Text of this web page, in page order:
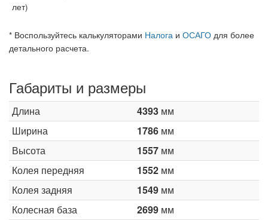
лет)
* Воспользуйтесь калькуляторами Налога и ОСАГО для более
детального расчета.
Габариты и размеры
Длина 4393 мм
Ширина
1786 мм
Высота
1557 мм
Колея передняя
1552 мм
Колея задняя
1549 мм
Колесная база
2699 мм